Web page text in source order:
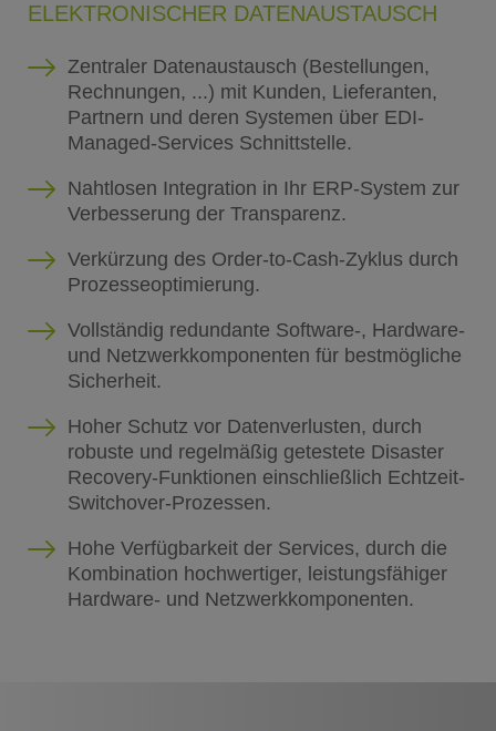
ELEKTRONISCHER DATENAUSTAUSCH
Zentraler Datenaustausch (Bestellungen,
Rechnungen, ...) mit Kunden, Lieferanten,
Partnern und deren Systemen über EDI-
Managed-Services Schnittstelle.
Nahtlosen Integration in Ihr ERP-System zur
Verbesserung der Transparenz.
Verkürzung des Order-to-Cash-Zyklus durch
Prozesseoptimierung.
Vollständig redundante Software-, Hardware-
und Netzwerkkomponenten für bestmögliche
Sicherheit.
Hoher Schutz vor Datenverlusten, durch
robuste und regelmäßig getestete Disaster
Recovery-Funktionen einschließlich Echtzeit-
Switchover-Prozessen.
Hohe Verfügbarkeit der Services, durch die
Kombination hochwertiger, leistungsfähiger
Hardware- und Netzwerkkomponenten.